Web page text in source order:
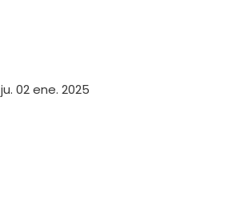
ju. 02 ene. 2025